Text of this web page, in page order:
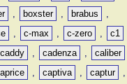
, boxster , brabus
,
, c-max , c-zero ,
c1
caddy , cadenza ,
caliber
, captiva , captur
,